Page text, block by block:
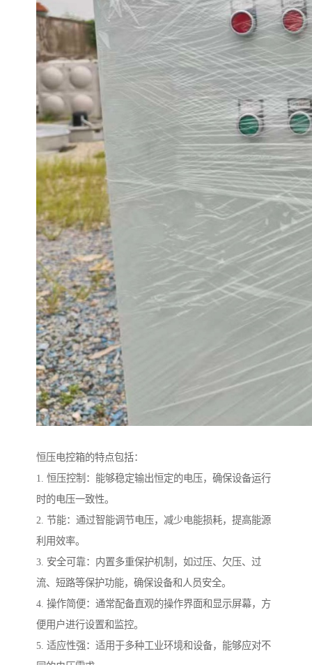
恒压电控箱的特点包括：
1. 恒压控制：能够稳定输出恒定的电压，确保设备运行
时的电压一致性。
2. 节能：通过智能调节电压，减少电能损耗，提高能源
利用效率。
3. 安全可靠：内置多重保护机制，如过压、欠压、过
流、短路等保护功能，确保设备和人员安全。
4. 操作简便：通常配备直观的操作界面和显示屏幕，方
便用户进行设置和监控。
5. 适应性强：适用于多种工业环境和设备，能够应对不